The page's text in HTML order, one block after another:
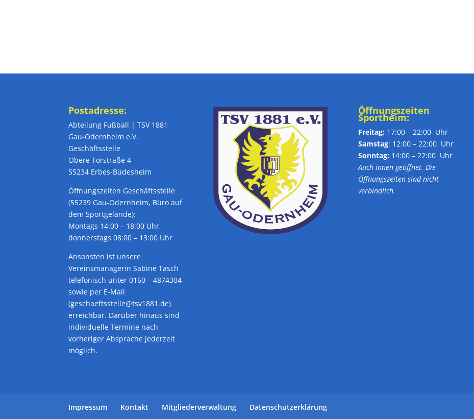
Postadresse:
Abteilung Fußball | TSV 1881
Gau-Odernheim e.V.
Geschäftsstelle
Obere Torstraße 4
55234 Erbes-Büdesheim
Öffnungszeiten Geschäftsstelle
(55239 Gau-Odernheim, Büro auf
dem Sportgelände):
Montags 14:00 – 18:00 Uhr,
donnerstags 08:00 – 13:00 Uhr
Ansonsten ist unsere
Vereinsmanagerin Sabine Tasch
telefonisch unter 0160 – 4874304
sowie per E-Mail
(geschaeftsstelle@tsv1881.de)
erreichbar. Darüber hinaus sind
individuelle Termine nach
vorheriger Absprache jederzeit
möglich.
Öffnungszeiten
Sportheim:
Freitag: 17:00 – 22:00 Uhr
Samstag: 12:00 – 22:00 Uhr
Sonntag: 14:00 – 22:00 Uhr
Auch innen geöffnet. Die
Öffnungszeiten sind nicht
verbindlich.
Impressum Kontakt Mitgliederverwaltung Datenschutzerklärung